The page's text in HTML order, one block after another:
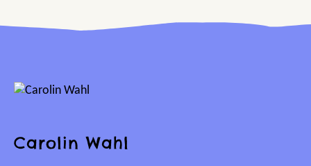
Carolin Wahl